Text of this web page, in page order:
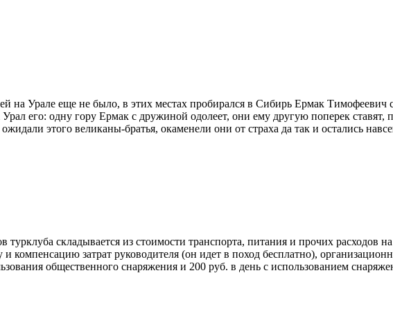
на Урале еще не было, в этих местах пробирался в Сибирь Ермак
его: одну гору Ермак с дружиной одолеет, они ему другую поперек
этого великаны-братья, окаменели они от страха да так и остались
турклуба складывается из стоимости транспорта, питания и прочих
и компенсацию затрат руководителя (он идет в поход бесплатно),
общественного снаряжения и 200 руб. в день с использованием